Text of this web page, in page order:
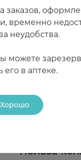
Польза
заказов,
временно
неудобства.
можете
его в аптеке.
Хорошо